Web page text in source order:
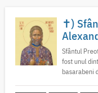
✝)
Sfântul
fost unul
basarabeni